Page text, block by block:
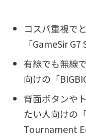
コスパ重視で
「GameSir G7
有線でも無線
向けの「
背面ボタンや
たい人向けの
Tournament